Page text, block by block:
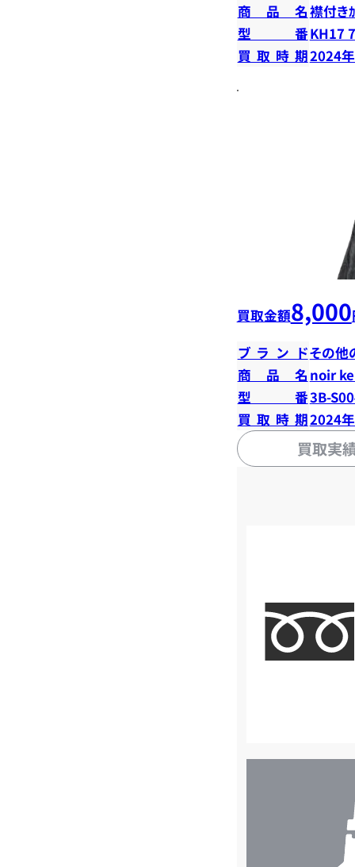
商品名襟付き
型番KH17
買取時期2024
買取金額8,000
ブランドその他
商品名 noir
型番3B-
買取時期2024
買取実